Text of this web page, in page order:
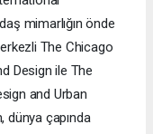
mimarlığın önde
The Chicago
Design ile The
and Urban
dünya çapında